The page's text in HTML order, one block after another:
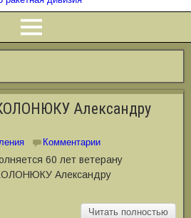
Александру
Комментарии
60 лет ветерану
Александру
Читать полностью